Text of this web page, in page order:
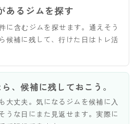
あるジムを探す
に含むジムを探せます。通えそう
候補に残して、行けた日はトレ活
、候補に残しておこう。
大丈夫。気になるジムを候補に入
うな日にまた見返せます。実際に